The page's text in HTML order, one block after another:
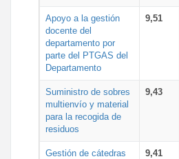
Apoyo a la gestión
docente del
departamento por
parte del PTGAS del
Departamento
9,51
Suministro de sobres
multienvío y material
para la recogida de
residuos
9,43
Gestión de cátedras
9,41